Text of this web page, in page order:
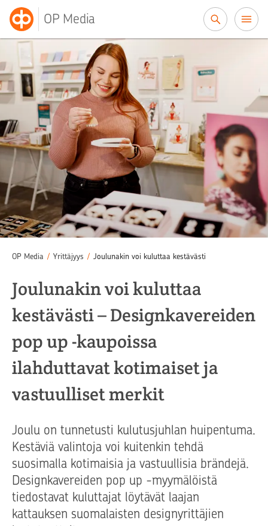
OP Media
OP Media / Yrittäjyys / Joulunakin voi kuluttaa kestävästi
Joulunakin voi kuluttaa
kestävästi – Designkavereiden
pop up -kaupoissa
ilahduttavat kotimaiset ja
vastuulliset merkit
Joulu on tunnetusti kulutusjuhlan huipentuma.
Kestäviä valintoja voi kuitenkin tehdä
suosimalla kotimaisia ja vastuullisia brändejä.
Designkavereiden pop up -myymälöistä
tiedostavat kuluttajat löytävät laajan
kattauksen suomalaisten designyrittäjien